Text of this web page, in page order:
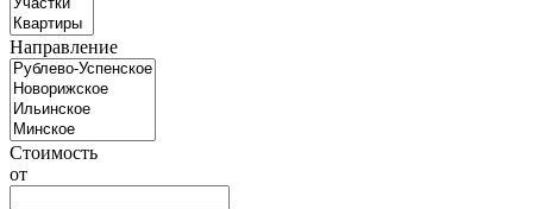
Направление
Стоимость
от